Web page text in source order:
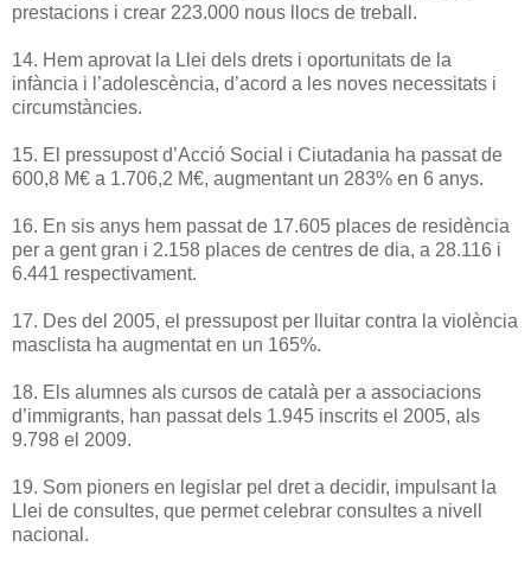
prestacions i crear 223.000 nous llocs de treball.
14. Hem aprovat la Llei dels drets i oportunitats de la
infància i l’adolescència, d’acord a les noves necessitats i
circumstàncies.
15. El pressupost d’Acció Social i Ciutadania ha passat de
600,8 M€ a 1.706,2 M€, augmentant un 283% en 6 anys.
16. En sis anys hem passat de 17.605 places de residència
per a gent gran i 2.158 places de centres de dia, a 28.116 i
6.441 respectivament.
17. Des del 2005, el pressupost per lluitar contra la violència
masclista ha augmentat en un 165%.
18. Els alumnes als cursos de català per a associacions
d’immigrants, han passat dels 1.945 inscrits el 2005, als
9.798 el 2009.
19. Som pioners en legislar pel dret a decidir, impulsant la
Llei de consultes, que permet celebrar consultes a nivell
nacional.